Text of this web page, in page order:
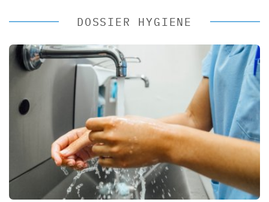
DOSSIER HYGIENE